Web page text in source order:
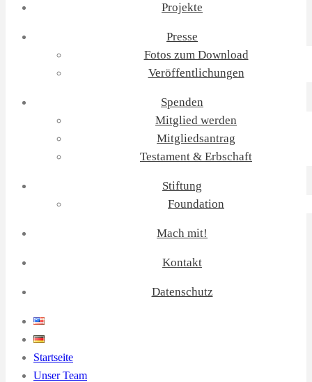
Projekte
Presse
Fotos zum Download
Veröffentlichungen
Spenden
Mitglied werden
Mitgliedsantrag
Testament & Erbschaft
Stiftung
Foundation
Mach mit!
Kontakt
Datenschutz
Startseite
Unser Team